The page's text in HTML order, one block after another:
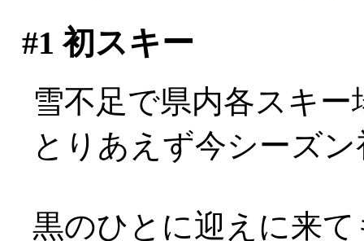
#1 初スキー
雪不足で県内各スキ
とりあえず今シーズ
黒のひとに迎えに来